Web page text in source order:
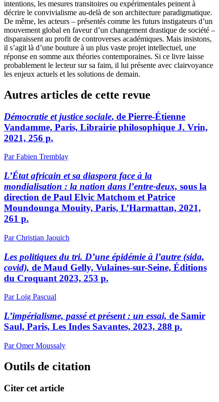
intentions, les mesures transitoires ou expérimentales peinent à
décrire le convivialisme au-delà de son architecture paradigmatique.
De même, les acteurs – présentés comme les futurs instigateurs d’un
mouvement global en faveur d’un changement drastique de société –
disparaissent au profit de controverses académiques. Mais insistons,
il s’agit là d’une bouture à un plus vaste projet intellectuel, une
réponse en somme aux théories contemporaines. Si ce livre laisse
probablement le lecteur sur sa faim, il lui présente avec clairvoyance
les enjeux actuels et les solutions de demain.
Autres articles de cette revue
Démocratie et justice sociale, de Pierre-Étienne
Vandamme, Paris, Librairie philosophique J. Vrin,
2021, 256 p.
Par Fabien Tremblay
L’État africain et sa diaspora face à la
mondialisation : la nation dans l’entre-deux, sous la
direction de Paul Elvic Matchom et Patrice
Moundounga Mouity, Paris, L’Harmattan, 2021,
261 p.
Par Christian Jaouich
Les politiques du tri. D’une épidémie à l’autre (sida,
covid), de Maud Gelly, Vulaines-sur-Seine, Éditions
du Croquant 2023, 253 p.
Par Loïg Pascual
L’impérialisme, passé et présent : un essai, de Samir
Saul, Paris, Les Indes Savantes, 2023, 288 p.
Par Omer Moussaly
Outils de citation
Citer cet article